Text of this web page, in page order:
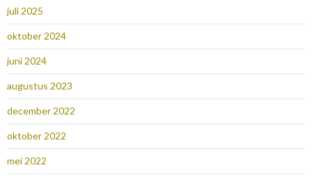
juli 2025
oktober 2024
juni 2024
augustus 2023
december 2022
oktober 2022
mei 2022